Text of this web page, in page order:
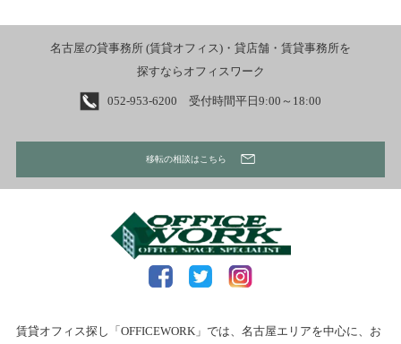
名古屋の貸事務所 (賃貸オフィス)・貸店舗・賃貸事務所を
探すならオフィスワーク
052-953-6200 受付時間平日9:00～18:00
移転の相談はこちら
賃貸オフィス探し「OFFICEWORK」では、名古屋エリアを中心に、お